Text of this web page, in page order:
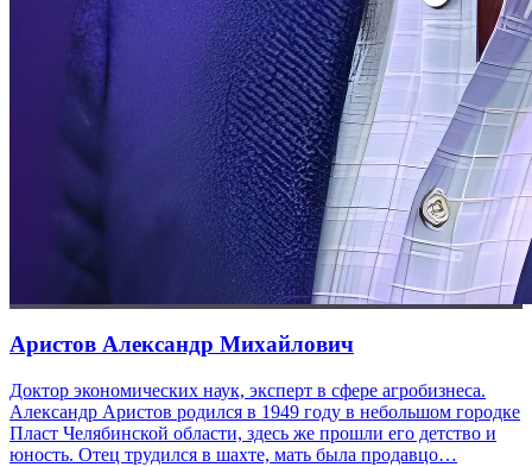
Аристов Александр Михайлович
Доктор экономических наук, эксперт в сфере агробизнеса.
Александр Аристов родился в 1949 году в небольшом городке
Пласт Челябинской области, здесь же прошли его детство и
юность. Отец трудился в шахте, мать была продавцо…